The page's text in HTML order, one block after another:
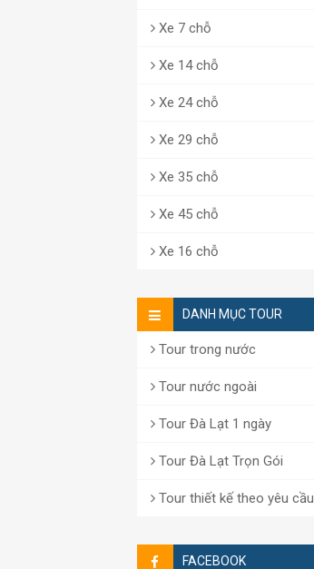
Xe 7 chỗ
Xe 14 chỗ
Xe 24 chỗ
Xe 29 chỗ
Xe 35 chỗ
Xe 45 chỗ
Xe 16 chỗ
DANH MỤC TOUR
Tour trong nước
Tour nước ngoài
Tour Đà Lạt 1 ngày
Tour Đà Lạt Trọn Gói
Tour thiết kế theo yêu cầu
FACEBOOK